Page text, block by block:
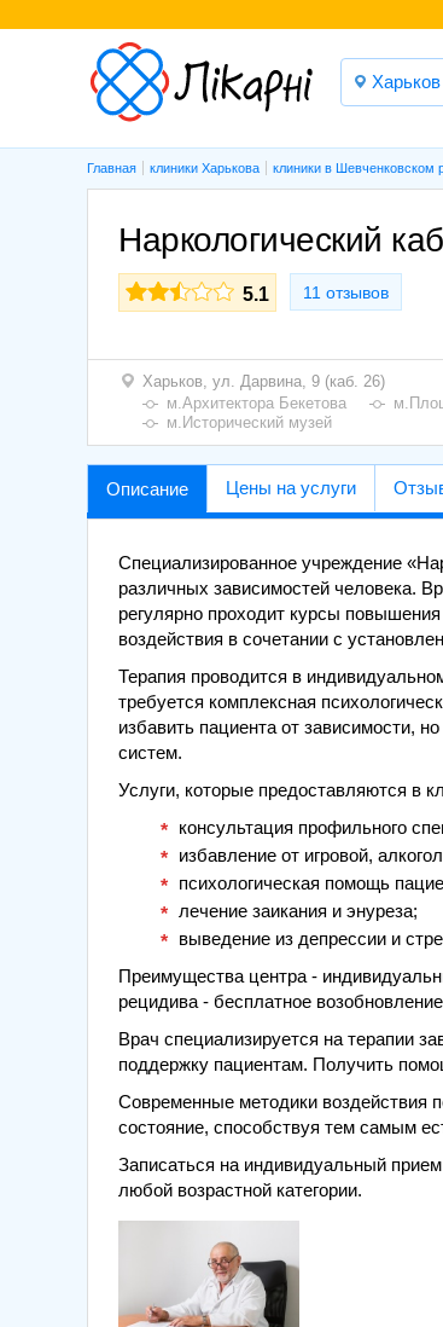
Харьков
Главная клиники Харькова клиники в Шевченковском
Наркологический
5.1 11 отзывов
Харьков, ул. Дарвина, 9 (каб. 26)
м.Архитектора Бекетова
м.Исторический музей
Описание Цены на услуги
Специализированное учреждение
различных зависимостей человека.
регулярно проходит курсы
воздействия в сочетании с
Терапия проводится в
требуется комплексная
избавить пациента от зависимости,
систем.
Услуги, которые предоставляются в
консультация профильного
избавление от игровой,
психологическая помощь
лечение заикания и энуреза;
выведение из депрессии и
Преимущества центра -
рецидива - бесплатное
Врач специализируется на терапии
поддержку пациентам. Получить
Современные методики воздействия
состояние, способствуя тем самым
Записаться на индивидуальный
любой возрастной категории.